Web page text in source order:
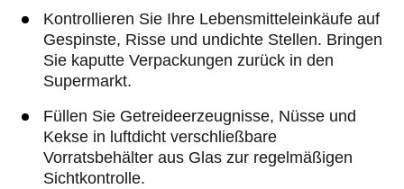
Kontrollieren Sie Ihre Lebensmitteleinkäufe auf
Gespinste, Risse und undichte Stellen. Bringen
Sie kaputte Verpackungen zurück in den
Supermarkt.
Füllen Sie Getreideerzeugnisse, Nüsse und
Kekse in luftdicht verschließbare
Vorratsbehälter aus Glas zur regelmäßigen
Sichtkontrolle.